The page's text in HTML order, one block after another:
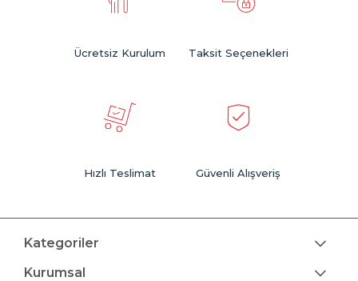
Ücretsiz Kurulum Taksit Seçenekleri
Hızlı Teslimat Güvenli Alışveriş
Kategoriler
Kurumsal